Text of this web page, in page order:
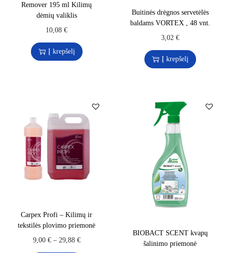
Remover 195 ml Kilimų
dėmių valiklis
10,08€
Į krepšelį
Buitinės drėgnos servetėlės
baldams VORTEX , 48 vnt.
3,02 €
Į krepšelį
Carpex Profi – Kilimų ir
tekstilės plovimo priemonė
9,00 €– 29,88 €
BIOBACT SCENT kvapų
šalinimo priemonė